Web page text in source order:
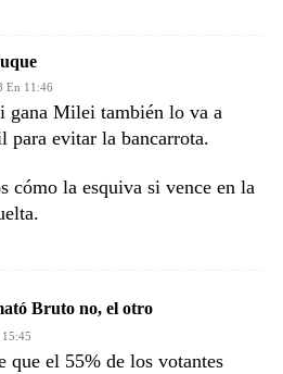
En 11:46
Milei también lo va a
para evitar la bancarrota.
cómo la esquiva si vence en la
Bruto no, el otro
que el 55% de los votantes